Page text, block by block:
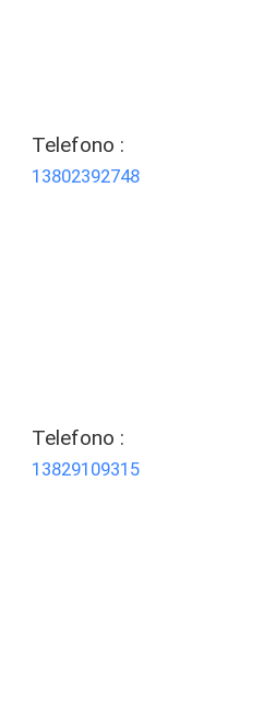
Telefono :
13802392748
Telefono :
13829109315